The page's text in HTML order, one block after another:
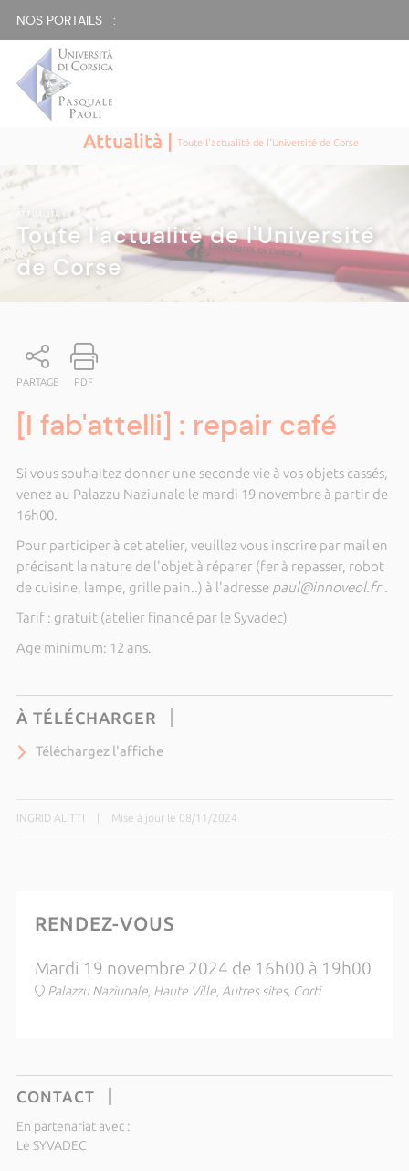
NOS PORTAILS :
Attualità |Toute l'actualité de l'Université de Corse
ATTUALITÀ|
Toute l'actualité de l'Université
de Corse
PARTAGE PDF
[I fab'attelli] : repair café
Si vous souhaitez donner une seconde vie à vos objets cassés,
venez au Palazzu Naziunale le mardi 19 novembre à partir de
16h00.
Pour participer à cet atelier, veuillez vous inscrire par mail en
précisant la nature de l'objet à réparer (fer à repasser, robot
de cuisine, lampe, grille pain..) à l'adresse paul@innoveol.fr .
Tarif : gratuit (atelier financé par le Syvadec)
Age minimum: 12 ans.
À TÉLÉCHARGER
Téléchargez l'affiche
INGRID ALITTI Mise à jour le 08/11/2024
RENDEZ-VOUS
Mardi 19 novembre 2024 de 16h00 à 19h00
Palazzu Naziunale, Haute Ville, Autres sites, Corti
CONTACT
En partenariat avec :
Le SYVADEC